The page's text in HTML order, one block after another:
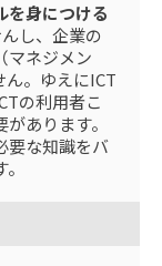
を身につける
し、企業の
マネジメン
ん。ゆえにICT
の利用者こ
あります。
要な知識をバ